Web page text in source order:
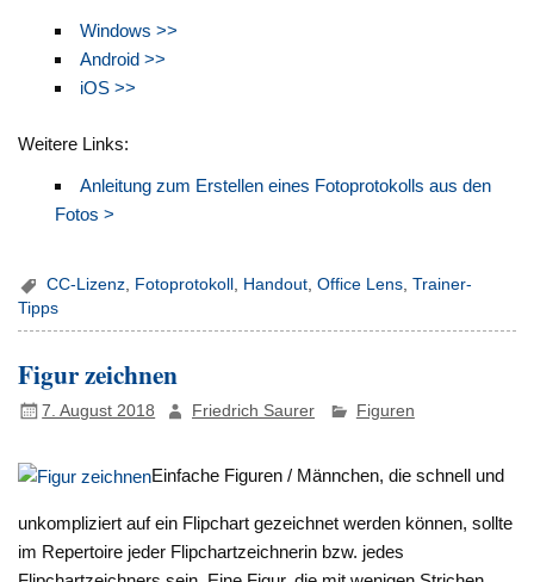
Windows >>
Android >>
iOS >>
Weitere Links:
Anleitung zum Erstellen eines Fotoprotokolls aus den
Fotos >
CC-Lizenz Fotoprotokoll Handout ,Office Lens ,Trainer-
Tipps
Figur zeichnen
7. August 2018 Friedrich Saurer Figuren
Einfache Figuren / Männchen, die schnell und
unkompliziert auf ein Flipchart gezeichnet werden können, sollte
im Repertoire jeder Flipchartzeichnerin bzw. jedes